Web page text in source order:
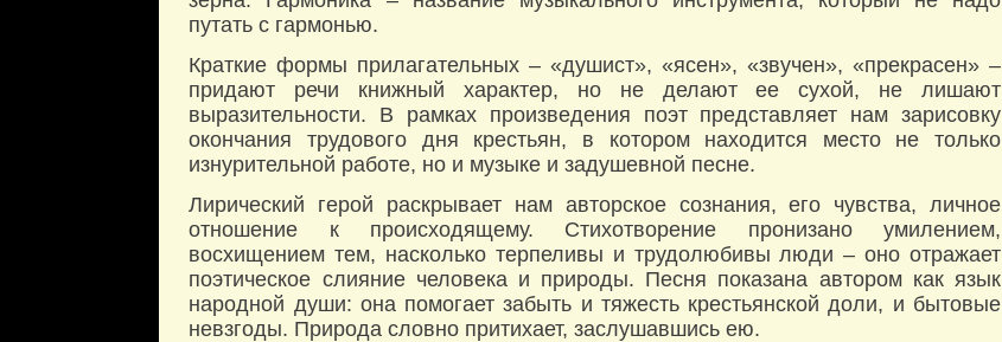
путать с гармонью.
Краткие формы прилагательных – «душист», «ясен», «звучен», «прекрасен» –
придают речи книжный характер, но не делают ее сухой, не лишают
выразительности. В рамках произведения поэт представляет нам зарисовку
окончания трудового дня крестьян, в котором находится место не только
изнурительной работе, но и музыке и задушевной песне.
Лирический герой раскрывает нам авторское сознания, его чувства, личное
отношение к происходящему. Стихотворение пронизано умилением,
восхищением тем, насколько терпеливы и трудолюбивы люди – оно отражает
поэтическое слияние человека и природы. Песня показана автором как язык
народной души: она помогает забыть и тяжесть крестьянской доли, и бытовые
невзгоды. Природа словно притихает, заслушавшись ею.